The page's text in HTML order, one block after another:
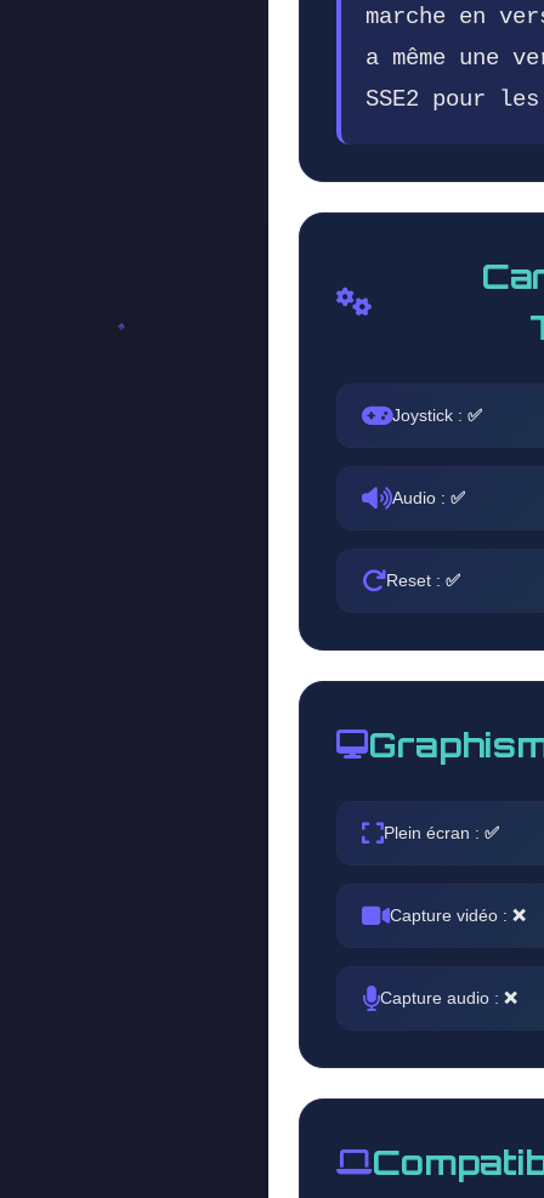
marche en
a même une
SSE2 pour
Joystick : ✅
Audio : ✅
Reset : ✅
Plein écran : ✅
Capture vidéo : ❌
Capture audio : ❌